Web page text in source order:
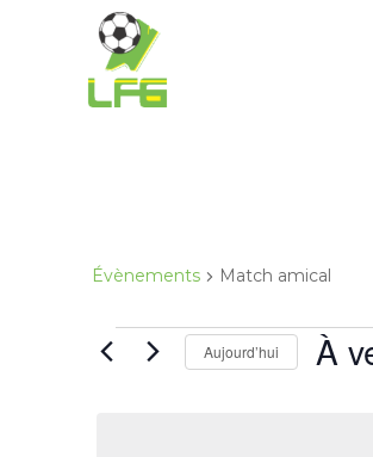
Évènements Match amical
Aujourd’hui À